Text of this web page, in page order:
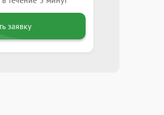
заявку